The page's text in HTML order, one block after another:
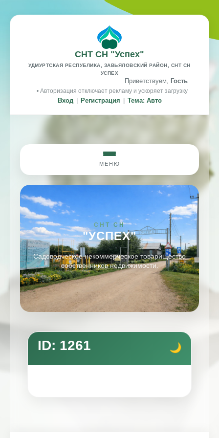
СНТ СН "Успех"
УДМУРТСКАЯ РЕСПУБЛИКА, ЗАВЬЯЛОВСКИЙ РАЙОН, СНТ СН
УСПЕХ
Приветствуем, Гость
• Авторизация отключает рекламу и ускоряет загрузку
Вход Регистрация Тема: Авто
МЕНЮ
СНТ СН
"УСПЕХ"
Садоводческое некоммерческое товарищество
собственников недвижимости.
ID: 1261